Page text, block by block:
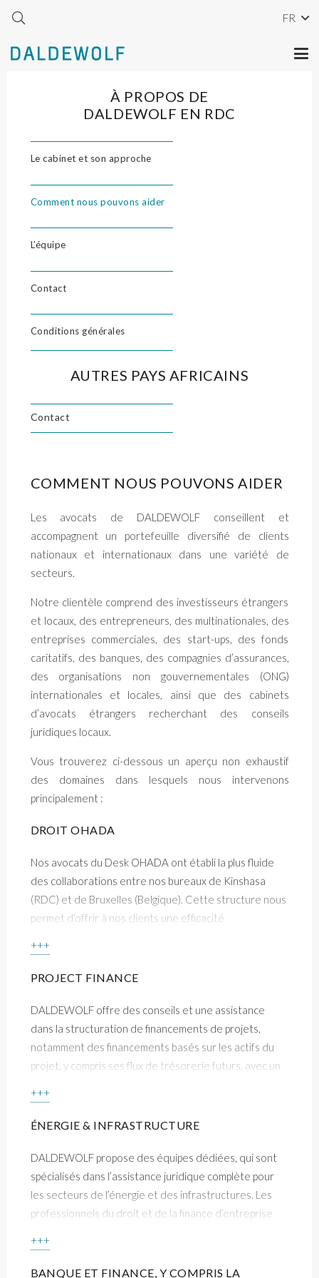
FR
À PROPOS DE
DALDEWOLF EN RDC
Le cabinet et son approche
Comment nous pouvons aider
L’équipe
Contact
Conditions générales
AUTRES PAYS AFRICAINS
Contact
COMMENT NOUS POUVONS AIDER
Les avocats de DALDEWOLF conseillent et
accompagnent un portefeuille diversifié de clients
nationaux et internationaux dans une variété de
secteurs.
Notre clientèle comprend des investisseurs étrangers
et locaux, des entrepreneurs, des multinationales, des
entreprises commerciales, des start-ups, des fonds
caritatifs, des banques, des compagnies d’assurances,
des organisations non gouvernementales (ONG)
internationales et locales, ainsi que des cabinets
d’avocats étrangers recherchant des conseils
juridiques locaux.
Vous trouverez ci-dessous un aperçu non exhaustif
des domaines dans lesquels nous intervenons
principalement :
DROIT OHADA
Nos avocats du Desk OHADA ont établi la plus fluide
des collaborations entre nos bureaux de Kinshasa
(RDC) et de Bruxelles (Belgique). Cette structure nous
permet d’offrir à nos clients une efficacité
au droit OHADA, en particulier en République
Démocratique du Congo, ainsi que dans d’autres États
+++
PROJECT FINANCE
DALDEWOLF offre des conseils et une assistance
dans la structuration de financements de projets,
notamment des financements basés sur les actifs du
projet, y compris ses flux de trésorerie futurs, avec un
expertise est particulièrement axée sur les secteurs
minier, énergétique et des infrastructures en RDC.
également gérer le projet, supervisant et coordonnant
les différentes parties impliquées dans la transaction,
telles que les comptables et les consultants financiers.
cabinet collabore régulièrement.
+++
ÉNERGIE & INFRASTRUCTURE
DALDEWOLF propose des équipes dédiées, qui sont
spécialisés dans l’assistance juridique complète pour
les secteurs de l’énergie et des infrastructures. Les
professionnels du droit et de la finance d’entreprise
permis, naviguer dans la conformité réglementaire et
structurer les investissements. Ils veillent à ce que
+++
BANQUE ET FINANCE, Y COMPRIS LA